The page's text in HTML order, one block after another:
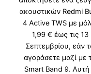
ακουστικών Redmi
4 Active TWS με
1,99 € έως τις 13
Σεπτεμβρίου, εάν
αγοράσετε μαζί με
Smart Band 9. Αυτή